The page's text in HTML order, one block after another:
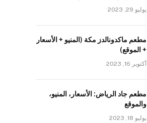
يوليو 29, 2023
مطعم ماكدونالدز مكة (المنيو + الأسعار
+ الموقع)
أكتوبر 16, 2023
مطعم جاد الرياض: الأسعار، المنيو،
والموقع
يوليو 18, 2023